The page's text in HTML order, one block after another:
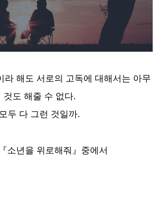
라 해도 서로의 고독에 대해서는 아무
것도 해줄 수 없다.
모두 다 그런 것일까.
『소년을 위로해줘 』 중에서